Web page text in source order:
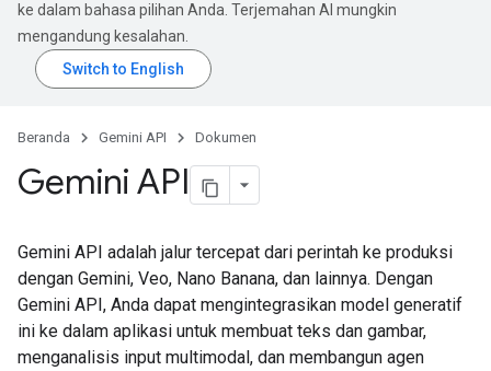
ke dalam bahasa pilihan Anda. Terjemahan AI mungkin
mengandung kesalahan.
Beranda Gemini API Dokumen
Gemini API
Gemini API adalah jalur tercepat dari perintah ke produksi
dengan Gemini, Veo, Nano Banana, dan lainnya. Dengan
Gemini API, Anda dapat mengintegrasikan model generatif
ini ke dalam aplikasi untuk membuat teks dan gambar,
menganalisis input multimodal, dan membangun agen